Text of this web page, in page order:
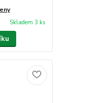
Skladem 3 ks